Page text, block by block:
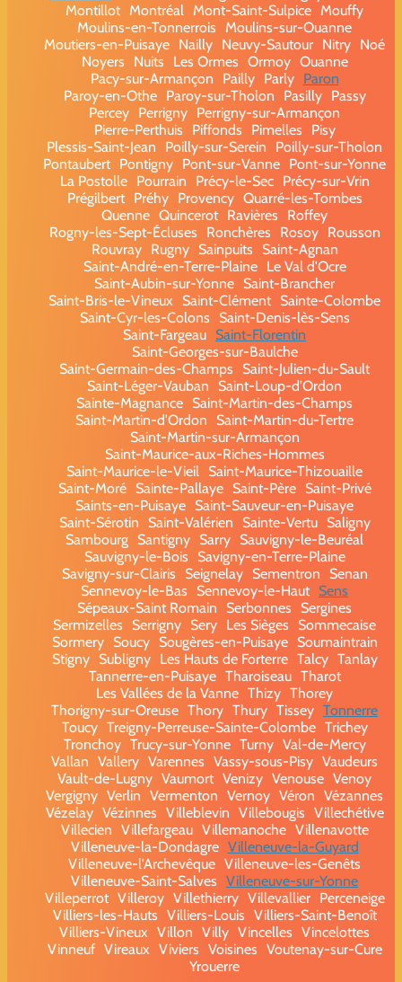
Montillot Montréal Mont-Saint-Sulpice Mouffy
Moulins-en-Tonnerrois
Moulins-sur-Ouanne
Moutiers-en-Puisaye Nailly Neuvy-Sautour Nitry Noé
Noyers
Nuits Les Ormes Ormoy Ouanne
Pacy-sur-Armançon
Pailly Parly
Paron
Paroy-en-Othe
Paroy-sur-Tholon Pasilly
Passy
Percey Perrigny Perrigny-sur-Armançon
Pierre-Perthuis
Piffonds Pimelles
Pisy
Plessis-Saint-Jean
Poilly-sur-Serein
Poilly-sur-Tholon
Pontaubert Pontigny Pont-sur-Vanne Pont-sur-Yonne
La Postolle
Pourrain Précy-le-Sec
Précy-sur-Vrin
Prégilbert
Préhy Provency Quarré-les-Tombes
Quenne Quincerot Ravières
Roffey
Rogny-les-Sept-Écluses
Ronchères Rosoy
Rousson
Rouvray
Rugny Sainpuits
Saint-Agnan
Saint-André-en-Terre-Plaine
Le Val d'Ocre
Saint-Aubin-sur-Yonne Saint-Brancher
Saint-Bris-le-Vineux
Saint-Clément Sainte-Colombe
Saint-Cyr-les-Colons
Saint-Denis-lès-Sens
Saint-Fargeau Saint-Florentin
Saint-Georges-sur-Baulche
Saint-Germain-des-Champs
Saint-Julien-du-Sault
Saint-Léger-Vauban
Saint-Loup-d'Ordon
Sainte-Magnance Saint-Martin-des-Champs
Saint-Martin-d'Ordon
Saint-Martin-du-Tertre
Saint-Martin-sur-Armançon
Saint-Maurice-aux-Riches-Hommes
Saint-Maurice-le-Vieil
Saint-Maurice-Thizouaille
Saint-Moré
Sainte-Pallaye Saint-Père
Saint-Privé
Saints-en-Puisaye Saint-Sauveur-en-Puisaye
Saint-Sérotin
Saint-Valérien Sainte-Vertu
Saligny
Sambourg Santigny Sarry Sauvigny-le-Beuréal
Sauvigny-le-Bois
Savigny-en-Terre-Plaine
Savigny-sur-Clairis
Seignelay Sementron
Senan
Sennevoy-le-Bas
Sennevoy-le-Haut Sens
Sépeaux-Saint Romain
Serbonnes
Sergines
Sermizelles
Serrigny Sery Les Sièges
Sommecaise
Sormery
Soucy Sougères-en-Puisaye
Soumaintrain
Stigny
Subligny Les Hauts de Forterre Talcy Tanlay
Tannerre-en-Puisaye Tharoiseau Tharot
Les Vallées de la Vanne Thizy Thorey
Thorigny-sur-Oreuse Thory Thury Tissey Tonnerre
Toucy Treigny-Perreuse-Sainte-Colombe Trichey
Tronchoy Trucy-sur-Yonne Turny Val-de-Mercy
Vallan Vallery Varennes Vassy-sous-Pisy Vaudeurs
Vault-de-Lugny Vaumort Venizy Venouse Venoy
Vergigny Verlin Vermenton Vernoy Véron Vézannes
Vézelay Vézinnes Villeblevin Villebougis Villechétive
Villecien Villefargeau Villemanoche Villenavotte
Villeneuve-la-Dondagre Villeneuve-la-Guyard
Villeneuve-l'Archevêque Villeneuve-les-Genêts
Villeneuve-Saint-Salves Villeneuve-sur-Yonne
Villeperrot Villeroy Villethierry Villevallier
Perceneige
Villiers-les-Hauts Villiers-Louis Villiers-Saint-Benoît
Villiers-Vineux Villon Villy Vincelles Vincelottes
Vinneuf Vireaux Viviers Voisines Voutenay-sur-Cure
Yrouerre